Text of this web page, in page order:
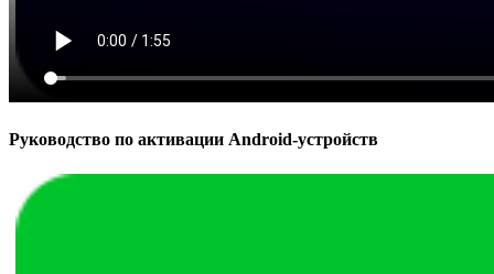
Руководство по активации Android-устройств